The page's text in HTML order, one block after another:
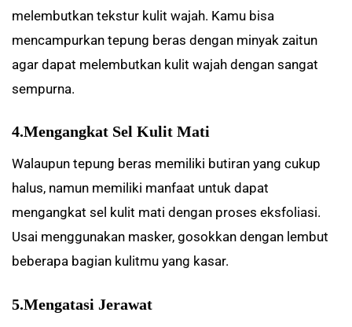
melembutkan tekstur kulit wajah. Kamu bisa
mencampurkan tepung beras dengan minyak zaitun
agar dapat melembutkan kulit wajah dengan sangat
sempurna.
4.Mengangkat Sel Kulit Mati
Walaupun tepung beras memiliki butiran yang cukup
halus, namun memiliki manfaat untuk dapat
mengangkat sel kulit mati dengan proses eksfoliasi.
Usai menggunakan masker, gosokkan dengan lembut
beberapa bagian kulitmu yang kasar.
5.Mengatasi Jerawat